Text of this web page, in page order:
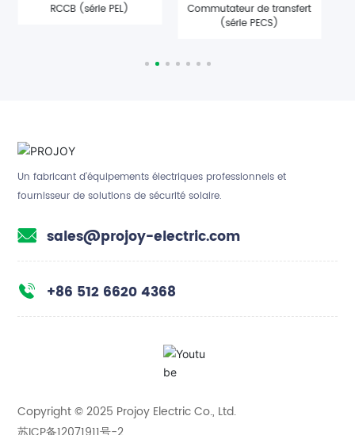
RCCB (série PEL)
Commutateur de transfert
(série PECS)
Un fabricant d'équipements électriques professionnels et
fournisseur de solutions de sécurité solaire.
sales@projoy-electric.com
+86 512 6620 4368
Copyright © 2025 Projoy Electric Co., Ltd.